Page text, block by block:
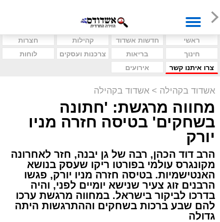
ראשי חדשות אשדוד קהילות
חצרות
חינוך
בריאות צרכנות ועסקים
לוחות
צרו איתנו קשר
אירועים
אשדוד בקהילה > אשדוד בקהילה
מחווה מרגשת: 'חתונה
בשחקים' בטיסה חזרה מניו
יורק
הרב דוד הכהן, רבה של גן יבנה, חזר לאחרונה
מקונגרס עולמי בפורטו ריקו שעסק בנושא
האנטישמיות. בטיסה חזרה מניו יורק, פגשו
הרבנים זוג צעיר שנישא יומיים לפני, והיה
בדרכו לביקור בישראל. במחווה מרגשת ערכו
להם שבע ברכות בשחקים וההתרגשות היתה
גדולה